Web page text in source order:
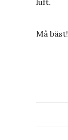
luft.
Må bäst!